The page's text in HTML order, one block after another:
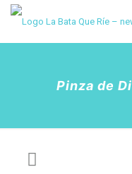
Pinza de